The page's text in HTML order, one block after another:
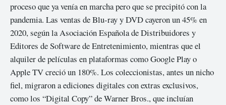
proceso que ya venía en marcha pero que se precipitó con la
pandemia. Las ventas de Blu-ray y DVD cayeron un 45% en
2020, según la Asociación Española de Distribuidores y
Editores de Software de Entretenimiento, mientras que el
alquiler de películas en plataformas como Google Play o
Apple TV creció un 180%. Los coleccionistas, antes un nicho
fiel, migraron a ediciones digitales con extras exclusivos,
como los “Digital Copy” de Warner Bros., que incluían